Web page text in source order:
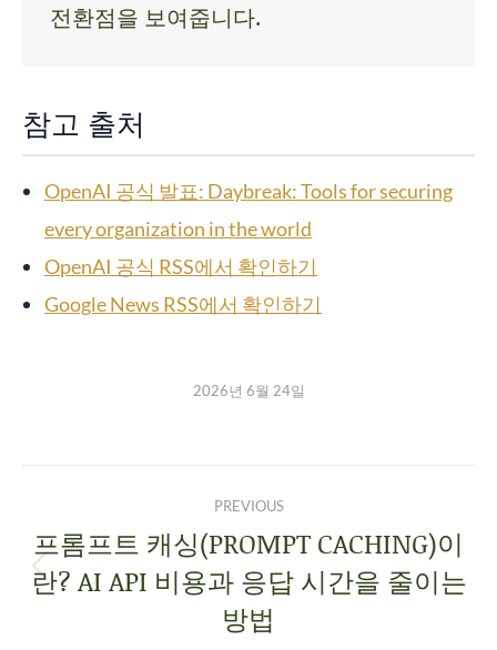
전환점을 보여줍니다.
참고 출처
OpenAI 공식 발표: Daybreak: Tools for securing
every organization in the world
OpenAI 공식 RSS에서 확인하기
Google News RSS에서 확인하기
2026년 6월 24일
PREVIOUS
프롬프트 캐싱(PROMPT CACHING)이
란? AI API 비용과 응답 시간을 줄이는
방법